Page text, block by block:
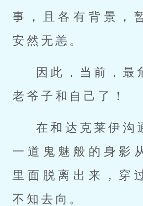
事，且各有背景，
安然无恙。
因此，当前，最
老爷子和自己了！
在和达克莱伊沟
一道鬼魅般的身影
里面脱离出来，穿
不知去向。